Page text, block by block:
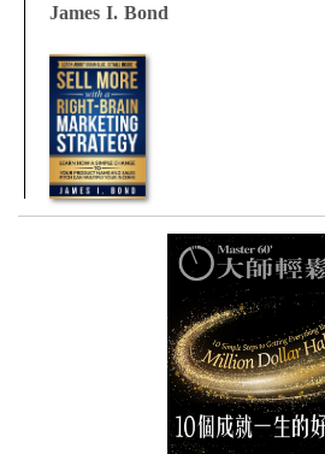
James I. Bond